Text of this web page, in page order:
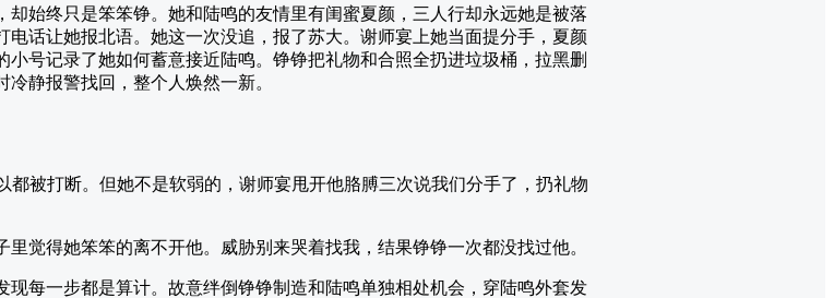
始终只是笨笨铮。她和陆鸣的友情里有闺蜜夏颜，三人行却永远她是被落
话让她报北语。她这一次没追，报了苏大。谢师宴上她当面提分手，夏颜
号记录了她如何蓄意接近陆鸣。铮铮把礼物和合照全扔进垃圾桶，拉黑删
静报警找回，整个人焕然一新。
都被打断。但她不是软弱的，谢师宴甩开他胳膊三次说我们分手了，扔礼物
里觉得她笨笨的离不开他。威胁别来哭着找我，结果铮铮一次都没找过他。
现每一步都是算计。故意绊倒铮铮制造和陆鸣单独相处机会，穿陆鸣外套发